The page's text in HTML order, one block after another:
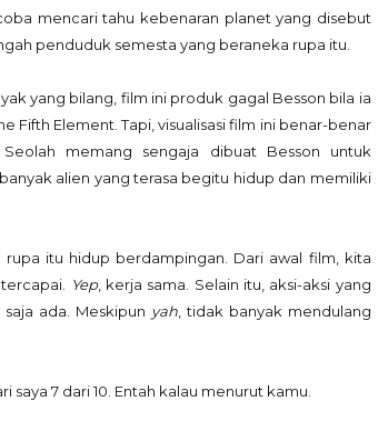
mencari tahu kebenaran planet yang disebut
penduduk semesta yang beraneka rupa itu.
yang bilang, film ini produk gagal Besson bila ia
Fifth Element. Tapi, visualisasi film ini benar-benar
memang sengaja dibuat Besson untuk
alien yang terasa begitu hidup dan memiliki
itu hidup berdampingan. Dari awal film, kita
Yep, kerja sama. Selain itu, aksi-aksi yang
ada. Meskipun yah, tidak banyak mendulang
7 dari 10. Entah kalau menurut kamu.